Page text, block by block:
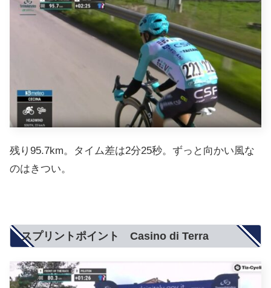
残り95.7km。タイム差は2分25秒。ずっと向かい風な
のはきつい。
スプリントポイント Casino di Terra